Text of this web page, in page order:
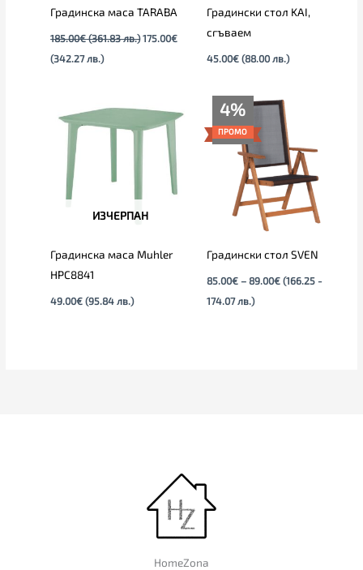
Градинска маса TARABA
185.00€ (361.83 лв.) 175.00€
(342.27 лв.)
Градински стол KAI,
сгъваем
45.00€ (88.00 лв.)
ИЗЧЕРПАН
Градинска маса Muhler
HPC8841
49.00€ (95.84 лв.)
4%
ПРОМО
Градински стол SVEN
85.00€ – 89.00€
Price
range:
85.00€
through
89.00€
(166.25 -
174.07 лв.)
HomeZona